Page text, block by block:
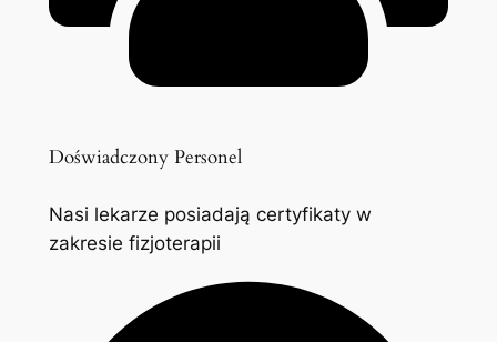
Doświadczony Personel
Nasi lekarze posiadają certyfikaty w
zakresie fizjoterapii